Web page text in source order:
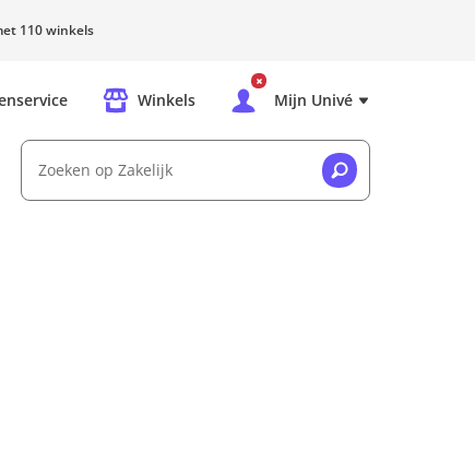
110 winkels
Winkels Mijn Univé
Zoeken op Zakelijk